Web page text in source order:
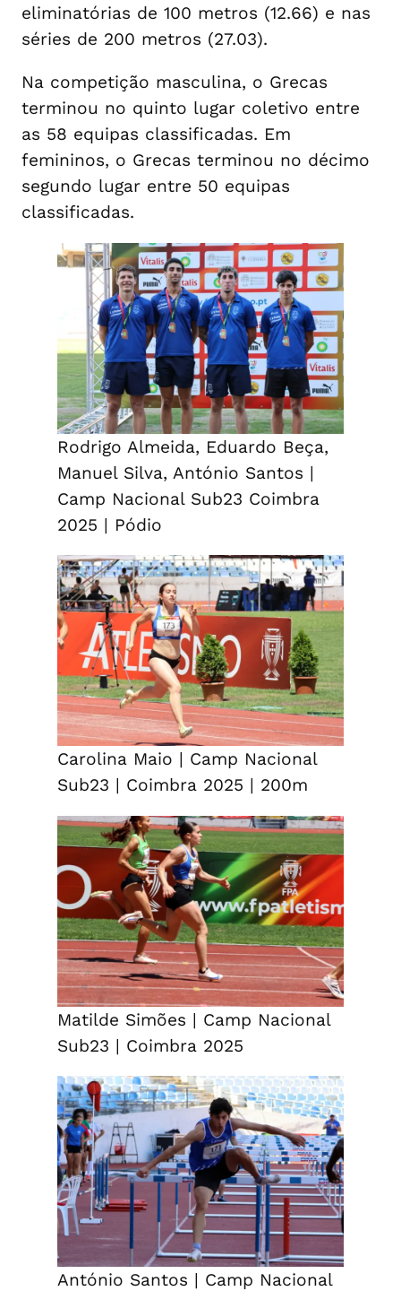
eliminatórias de 100 metros (12.66) e nas
séries de 200 metros (27.03).
Na competição masculina, o Grecas
terminou no quinto lugar coletivo entre
as 58 equipas classificadas. Em
femininos, o Grecas terminou no décimo
segundo lugar entre 50 equipas
classificadas.
Rodrigo Almeida, Eduardo Beça,
Manuel Silva, António Santos |
Camp Nacional Sub23 Coimbra
2025 | Pódio
Carolina Maio | Camp Nacional
Sub23 | Coimbra 2025 | 200m
Matilde Simões | Camp Nacional
Sub23 | Coimbra 2025
António Santos | Camp Nacional